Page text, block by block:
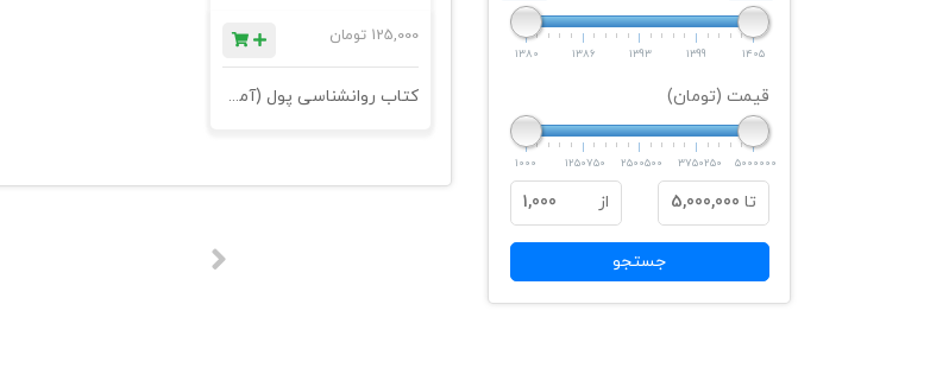
1380 1386 1393 1399 1405
قیمت (تومان)
1000 1250750 2500500 3750250 5000000
تا 5,000,000 از 1,000
جستجو
125,000 تومان
کتاب روانشناسی پول (آموزش کاربردی و جذاب موفقیت مالی)